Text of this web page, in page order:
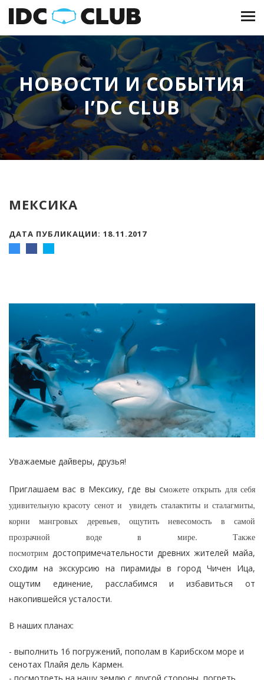
НОВОСТИ И СОБЫТИЯ
I’DC CLUB
МЕКСИКА
ДАТА ПУБЛИКАЦИИ: 18.11.2017
Уважаемые дайверы, друзья!
Приглашаем вас в Мексику, где вы сможете открыть для себя
удивительную красоту сенот и увидеть сталактиты и сталагмиты,
корни мангровых деревьев, ощутить невесомость в самой
прозрачной воде в мире. Также
посмотрим достопримечательности древних жителей майа,
сходим на экскурсию на пирамиды в город Чичен Ица,
ощутим единение, расслабимся и избавиться от
накопившейся усталости.
В наших планах:
- выполнить 16 погружений, пополам в Карибском море и
сенотах Плайя дель Кармен.